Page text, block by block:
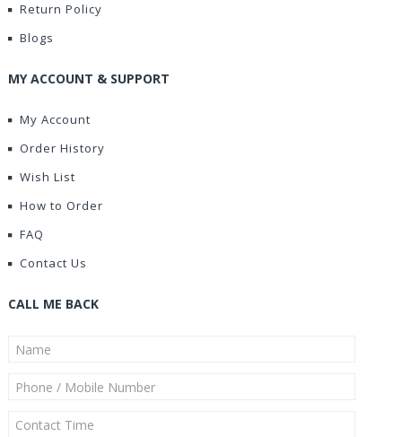
Return Policy
Blogs
MY ACCOUNT & SUPPORT
My Account
Order History
Wish List
How to Order
FAQ
Contact Us
CALL ME BACK